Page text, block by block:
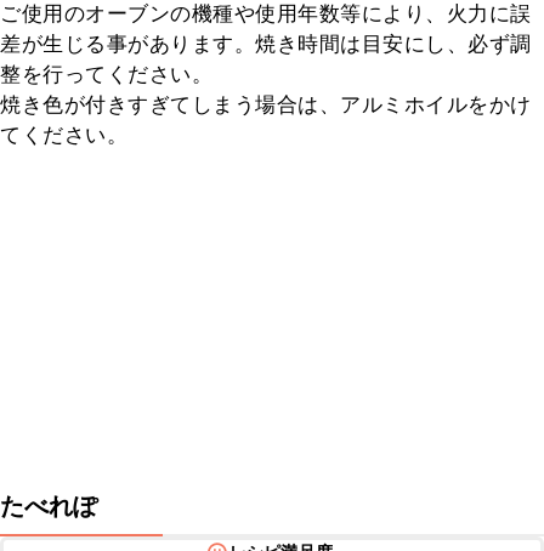
ご使用のオーブンの機種や使用年数等により、火力に誤
差が生じる事があります。焼き時間は目安にし、必ず調
整を行ってください。
焼き色が付きすぎてしまう場合は、アルミホイルをかけ
てください。
たべれぽ